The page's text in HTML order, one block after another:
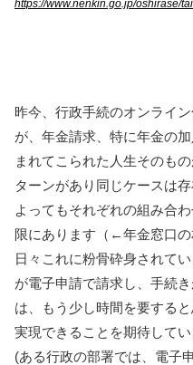
https://www.nenkin.go.jp/oshirase/
昨今、行政手続のオンライ
が、年金請求、特に年金の
まれてこられた人生そのも
ターンがあり同じケースは
よってもそれぞれの組み合
限にあります（←年金窓口
日々これに粉骨砕身されて
が電子申請で請求し、手続
は、もう少し時間を要する
実現できることを期待してい
(ある行政の部署では、電子